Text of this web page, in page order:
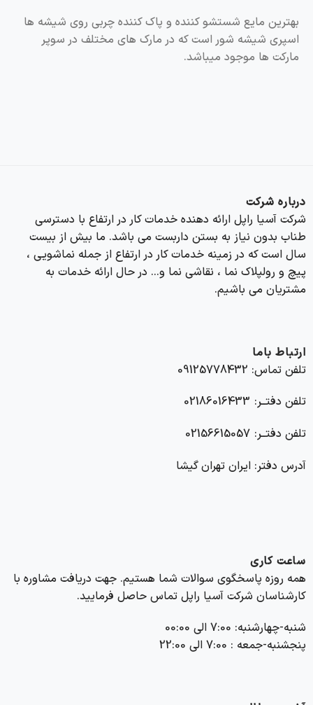
بهترین مایع شستشو کننده و پاک کننده چربی روی شیشه ها
اسپری شیشه شور است که در مارک های مختلف در سوپر
مارکت ها موجود میباشد.
درباره شرکت
شرکت آسیا راپل ارائه دهنده خدمات کار در ارتفاع با دسترسی
طناب بدون نیاز به بستن داربست می باشد. ما بیش از بیست
سال است که در زمینه خدمات کار در ارتفاع از جمله نماشویی ،
پیچ و رولپلاک نما ، نقاشی نما و… در حال ارائه خدمات به
مشتریان می باشیم.
ارتباط باما
تلفن تماس: 09125778432
تلفن دفتــر: 02186016433
تلفن دفتــر: 02156615057
آدرس دفتر: ایران تهران گیشا
ساعت کاری
همه روزه پاسخگوی سوالات شما هستیم. جهت دریافت مشاوره با
کارشناسان شرکت آسیا راپل تماس حاصل فرمایید.
شنبه-چهارشنبه: 7:00 الی 00:00
پنجشنبه-جمعه : 7:00 الی 22:00